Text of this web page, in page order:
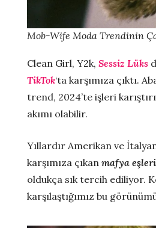
Mob-Wife Moda Trendinin
Clean Girl, Y2k, Sessiz Lüks
TikTok‘ta karşımıza çıktı.
trend, 2024’te işleri
akımı olabilir.
Yıllardır Amerikan ve
karşımıza çıkan mafya
oldukça sık tercih ediliyor.
karşılaştığımız bu